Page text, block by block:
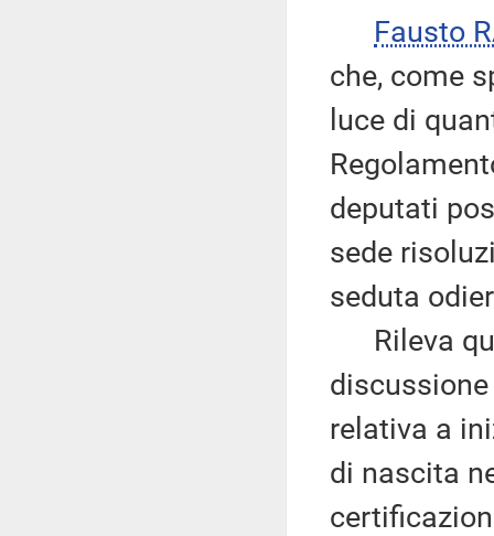
Fausto
che, come
luce di
deputati
sede
seduta
Rileva
relativa a
di nascita